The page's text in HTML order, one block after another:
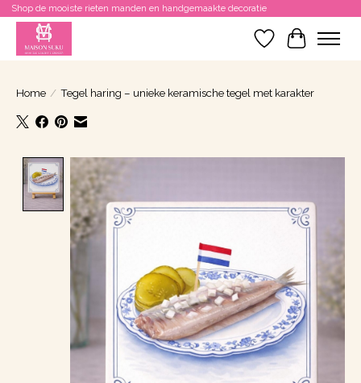
Shop de mooiste rieten manden en handgemaakte decoratie
Verlanglijst
Home / Tegel haring – unieke keramische tegel met karakter
Product image slideshow Items